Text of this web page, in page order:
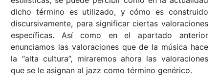
dicho término es utilizado, y cómo es construido
discursivamente, para significar ciertas valoraciones
específicas. Así como en el apartado anterior
enunciamos las valoraciones que de la música hace
la “alta cultura”, miraremos ahora las valoraciones
que se le asignan al jazz como término genérico.